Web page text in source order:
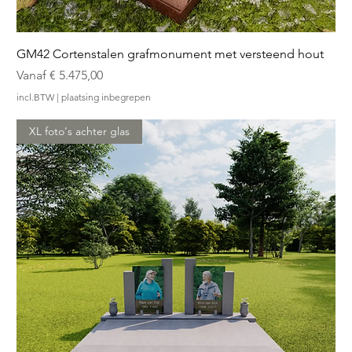
GM42 Cortenstalen grafmonument met versteend hout
Vanaf € 5.475,00
Verkoopprijs
incl.BTW | plaatsing inbegrepen
XL foto's achter glas